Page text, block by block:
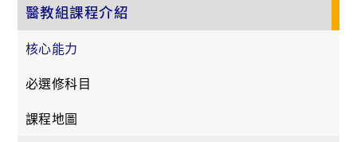
醫教組課程介紹
核心能力
必選修科目
課程地圖